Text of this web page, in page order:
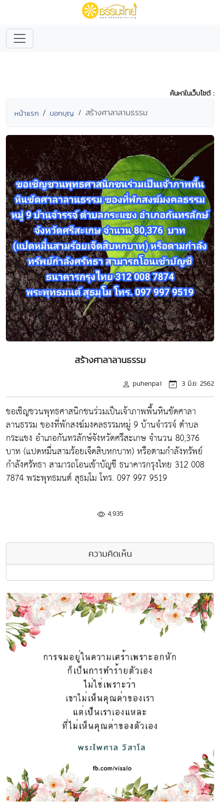
ค้นหาในเว็บไซต์ :
หน้าแรก บอกบุญ สร้างศาลาลานธรรม
สร้างศาลาลานธรรม
puhenpai 3 มิ.ย. 2562
ขอเชิญชวนพุทธศาสนิกชนร่วมเป็นเจ้าภาพพื้นหินขัดศาลา
ลานธรรม ของที่พักสงฆ์มงคลธรรมหมู่ 9 บ้านจำรรจ์ ตำบล
กระแชง อำเภอกันทรลักษ์จังหวัดศรีสะเกษ จำนวน 80,376
บาท (แปดหมื่นสามร้อยเจ็ดสิบหกบาท) หรือตามกำลังทรัพย์
กำลังศรัทธา สามารถโอนเข้าบัญชี ธนาคารกรุงไทย 312 008
7874 พระพุทธมนต์ สุธมฺโม โทร. 097 997 9519
4,935
ความคิดเห็น